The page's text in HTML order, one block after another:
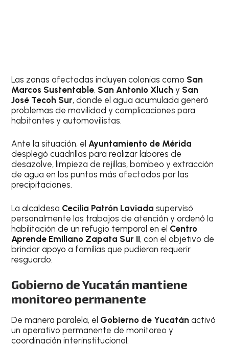
Las zonas afectadas incluyen colonias como San
Marcos Sustentable, San Antonio Xluch y San
José Tecoh Sur, donde el agua acumulada generó
problemas de movilidad y complicaciones para
habitantes y automovilistas.
Ante la situación, elAyuntamiento de Mérida
desplegó cuadrillas para realizar labores de
desazolve, limpieza de rejillas, bombeo y extracción
de agua en los puntos más afectados por las
precipitaciones.
La alcaldesa Cecilia Patrón Laviada supervisó
personalmente los trabajos de atención y ordenó la
habilitación de un refugio temporal en el Centro
Aprende Emiliano Zapata Sur II, con el objetivo de
brindar apoyo a familias que pudieran requerir
resguardo.
Gobierno de Yucatán mantiene
monitoreo permanente
De manera paralela, el Gobierno de Yucatán activó
un operativo permanente de monitoreo y
coordinación interinstitucional.